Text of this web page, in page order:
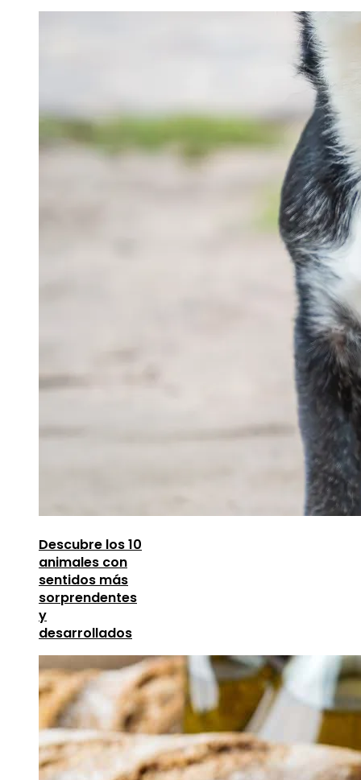
Descubre los 10
animales con
sentidos más
sorprendentes
y
desarrollados